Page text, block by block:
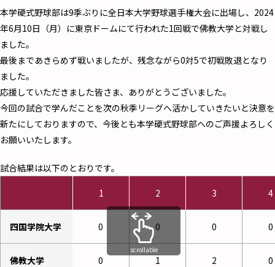
本学硬式野球部は9季ぶりに全日本大学野球選手権大会に出場し、2024
年6月10日（月）に東京ドームにて行われた1回戦で佛教大学と対戦し
ました。
最後まであきらめず戦いましたが、残念ながら0対5で初戦敗退となり
ました。
応援していただきました皆さま、ありがとうございました。
今回の試合で学んだことを次の秋季リーグへ活かしていきたいと決意を
新たにしておりますので、今後とも本学硬式野球部へのご声援よろしく
お願いいたします。
試合結果は以下のとおりです。
1 2 3 4
四国学院大学 0 0 0 0
佛教大学 0 1 2 0
scrollable